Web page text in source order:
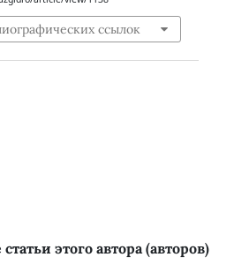
ссылок
этого автора (авторов)